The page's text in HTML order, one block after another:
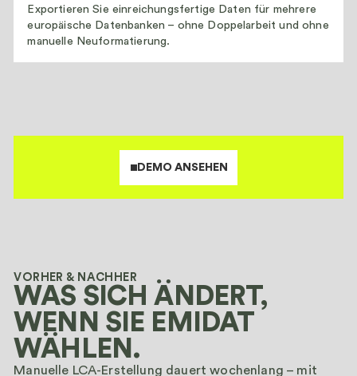
Exportieren Sie einreichungsfertige Daten für mehrere
europäische Datenbanken – ohne Doppelarbeit und ohne
manuelle Neuformatierung.
DEMO ANSEHEN
VORHER & NACHHER
WAS SICH ÄNDERT,
WENN SIE EMIDAT
WÄHLEN.
Manuelle LCA-Erstellung dauert wochenlang – mit